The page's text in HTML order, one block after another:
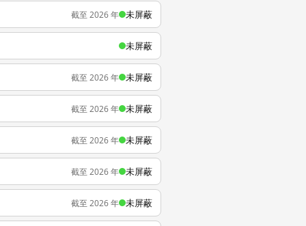
截至 2026 年 未屏蔽
未屏蔽
截至 2026 年 未屏蔽
截至 2026 年 未屏蔽
截至 2026 年 未屏蔽
截至 2026 年 未屏蔽
截至 2026 年 未屏蔽